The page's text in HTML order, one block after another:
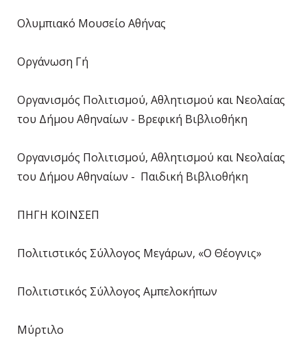
Ολυμπιακό Μουσείο Αθήνας
Οργάνωση Γή
Οργανισμός Πολιτισμού, Αθλητισμού και Νεολαίας
του Δήμου Αθηναίων - Βρεφική Βιβλιοθήκη
Οργανισμός Πολιτισμού, Αθλητισμού και Νεολαίας
του Δήμου Αθηναίων - Παιδική Βιβλιοθήκη
ΠΗΓΗ ΚΟΙΝΣΕΠ
Πολιτιστικός Σύλλογος Μεγάρων, «Ο Θέογνις»
Πολιτιστικός Σύλλογος Αμπελοκήπων
Μύρτιλο